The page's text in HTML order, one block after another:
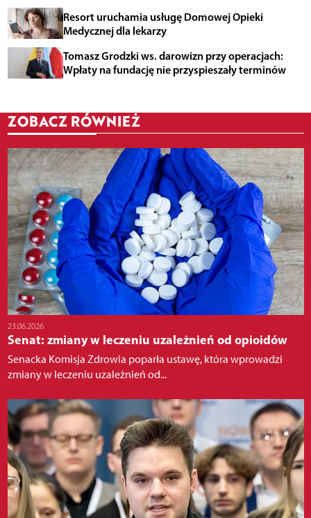
Resort uruchamia usługę Domowej Opieki
Medycznej dla lekarzy
Tomasz Grodzki ws. darowizn przy operacjach:
Wpłaty na fundację nie przyspieszały terminów
ZOBACZ RÓWNIEŻ
23.06.2026
Senat: zmiany w leczeniu uzależnień od opioidów
Senacka Komisja Zdrowia poparła ustawę, która wprowadzi
zmiany w leczeniu uzależnień od...